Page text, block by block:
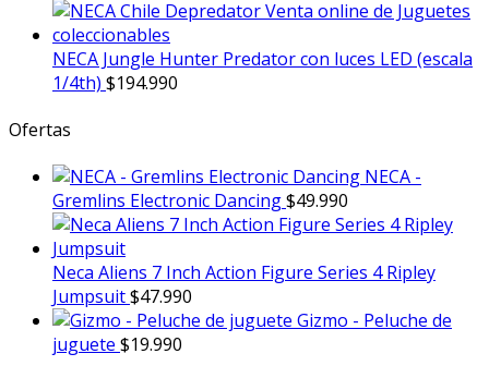
NECA Jungle Hunter Predator con luces LED (escala
1/4th) $194.990
Ofertas
NECA -
Gremlins Electronic Dancing$49.990
Neca Aliens 7 Inch Action Figure Series 4 Ripley
Jumpsuit$47.990
Gizmo - Peluche de
juguete $19.990